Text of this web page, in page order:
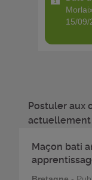
morlaix - du 07/09/2026 au
15/09/
Postuler aux
actuellement
Maçon bati